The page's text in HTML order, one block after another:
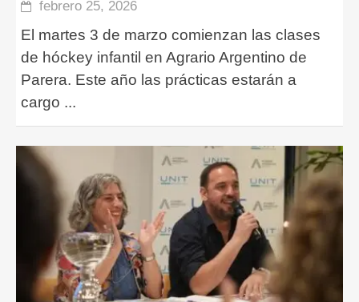
febrero 25, 2026
El martes 3 de marzo comienzan las clases
de hóckey infantil en Agrario Argentino de
Parera. Este año las prácticas estarán a
cargo ...